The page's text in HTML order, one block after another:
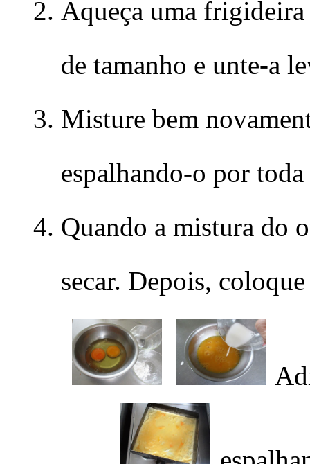
Aqueça uma frigideira
de tamanho e unte-a
Misture bem
espalhando-o por
Quando a mistura do
secar. Depois,